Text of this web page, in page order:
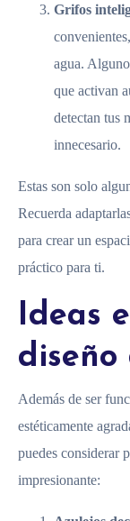
Grifos
agua.
que activan
detectan tus
innecesario.
Estas son solo
Recuerda
para crear un
práctico para ti.
Ideas
diseño
Además de ser
estéticamente
puedes considerar
impresionante: